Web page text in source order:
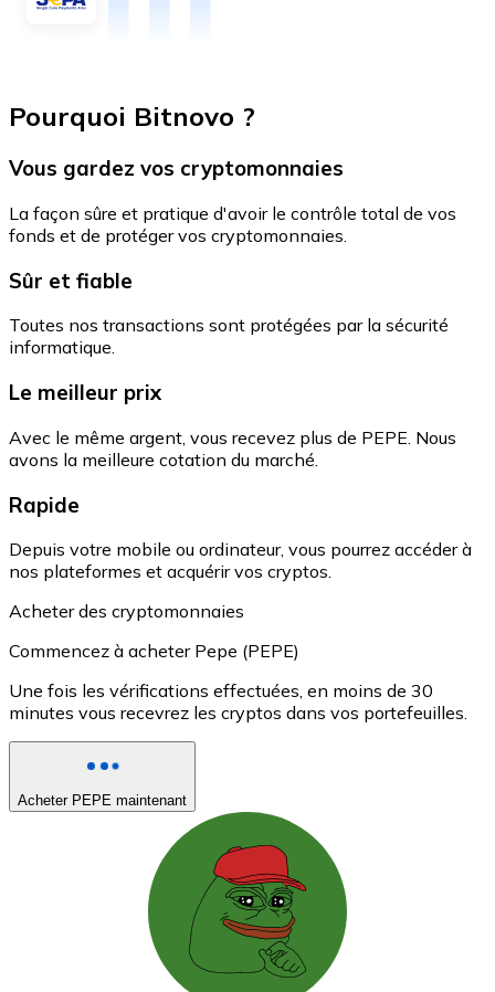
Pourquoi Bitnovo ?
Vous gardez vos cryptomonnaies
La façon sûre et pratique d'avoir le contrôle total de vos
fonds et de protéger vos cryptomonnaies.
Sûr et fiable
Toutes nos transactions sont protégées par la sécurité
informatique.
Le meilleur prix
Avec le même argent, vous recevez plus de PEPE. Nous
avons la meilleure cotation du marché.
Rapide
Depuis votre mobile ou ordinateur, vous pourrez accéder à
nos plateformes et acquérir vos cryptos.
Acheter des cryptomonnaies
Commencez à acheter Pepe (PEPE)
Une fois les vérifications effectuées, en moins de 30
minutes vous recevrez les cryptos dans vos portefeuilles.
Acheter PEPE maintenant